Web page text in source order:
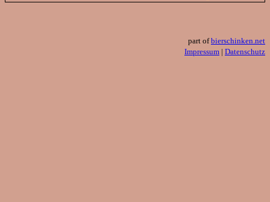
part ofbierschinken.net
Impressum | Datenschutz